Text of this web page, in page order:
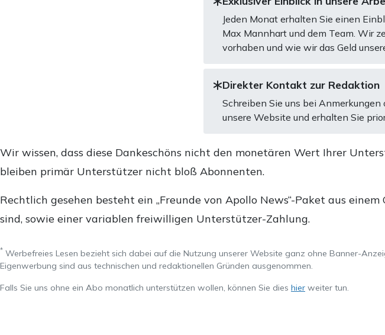
Jeden Monat erhalten Sie einen
Max Mannhart und dem Team. Wir
vorhaben und wie wir das Geld
Direkter Kontakt zur Redaktion
Schreiben Sie uns bei
unsere Website und erhalten Sie
Wir wissen, dass diese Dankeschöns nicht den monetären Wert Ihrer
bleiben primär Unterstützer nicht bloß Abonnenten.
Rechtlich gesehen besteht ein „Freunde von Apollo News“-Paket aus
sind, sowie einer variablen freiwilligen Unterstützer-Zahlung.
* Werbefreies Lesen bezieht sich dabei auf die Nutzung unserer Website ganz ohne Banner-
Eigenwerbung sind aus technischen und redaktionellen Gründen ausgenommen.
Falls Sie uns ohne ein Abo monatlich unterstützen wollen, können Sie dies hier weiter tun.